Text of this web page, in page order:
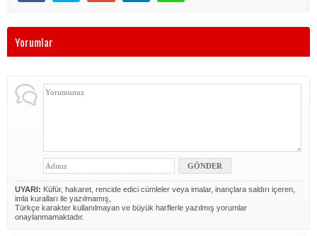
Yorumlar
UYARI: Küfür, hakaret, rencide edici cümleler veya imalar, inançlara saldırı içeren,
imla kuralları ile yazılmamış,
Türkçe karakter kullanılmayan ve büyük harflerle yazılmış yorumlar
onaylanmamaktadır.